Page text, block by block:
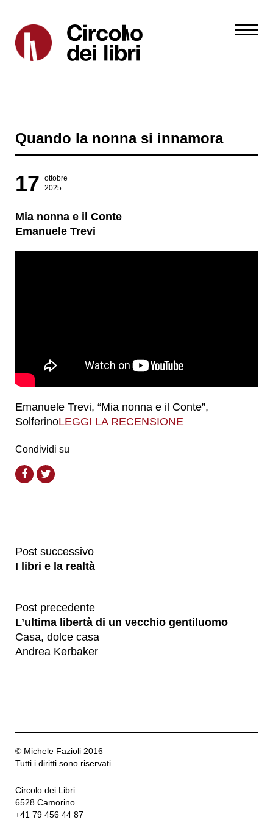
Quando la nonna si innamora
17
ottobre
2025
Mia nonna e il Conte
Emanuele Trevi
Emanuele Trevi, “Mia nonna e il Conte”,
SolferinoLEGGI LA RECENSIONE
Condividi su
Post successivo
I libri e la realtà
Post precedente
L’ultima libertà di un vecchio gentiluomo
Casa, dolce casa
Andrea Kerbaker
© Michele Fazioli 2016
Tutti i diritti sono riservati.
Circolo dei Libri
6528 Camorino
+41 79 456 44 87